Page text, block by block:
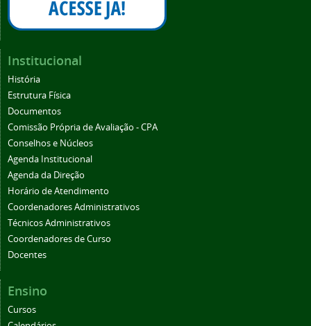
Institucional
História
Estrutura Física
Documentos
Comissão Própria de Avaliação - CPA
Conselhos e Núcleos
Agenda Institucional
Agenda da Direção
Horário de Atendimento
Coordenadores Administrativos
Técnicos Administrativos
Coordenadores de Curso
Docentes
Ensino
Cursos